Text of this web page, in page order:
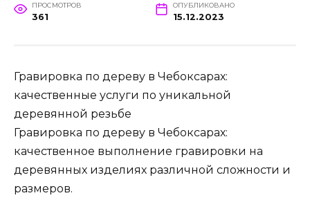
ПРОСМОТРОВ
361
ОПУБЛИКОВАНО
15.12.2023
Гравировка по дереву в Чебоксарах:
качественные услуги по уникальной
деревянной резьбе
Гравировка по дереву в Чебоксарах:
качественное выполнение гравировки на
деревянных изделиях различной сложности и
размеров.